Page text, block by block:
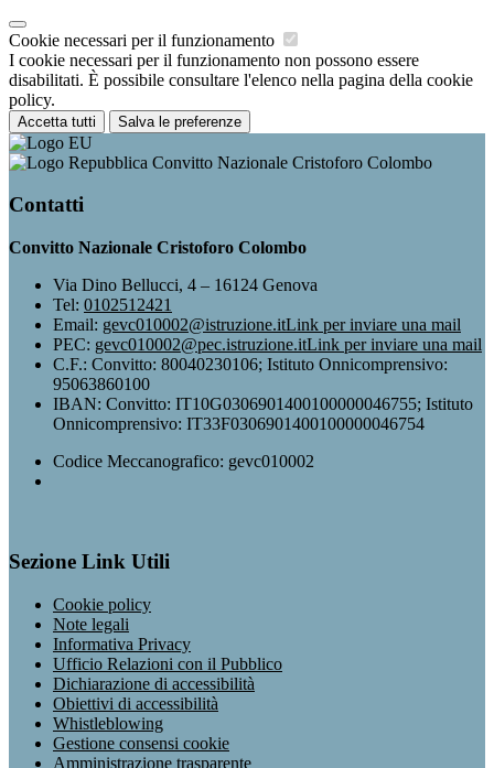
Cookie necessari per il funzionamento
I cookie necessari per il funzionamento non possono essere
disabilitati. È possibile consultare l'elenco nella pagina della cookie
policy.
Accetta tutti Salva le preferenze
Convitto Nazionale Cristoforo Colombo
Contatti
Convitto Nazionale Cristoforo Colombo
Via Dino Bellucci, 4 – 16124 Genova
Tel: 0102512421
Email: gevc010002@istruzione.itLink per inviare una mail
PEC: gevc010002@pec.istruzione.itLink per inviare una mail
C.F.: Convitto: 80040230106; Istituto Onnicomprensivo:
95063860100
IBAN: Convitto: IT10G0306901400100000046755; Istituto
Onnicomprensivo: IT33F0306901400100000046754
Codice Meccanografico: gevc010002
Sezione Link Utili
Cookie policy
Note legali
Informativa Privacy
Ufficio Relazioni con il Pubblico
Dichiarazione di accessibilità
Obiettivi di accessibilità
Whistleblowing
Gestione consensi cookie
Amministrazione trasparente